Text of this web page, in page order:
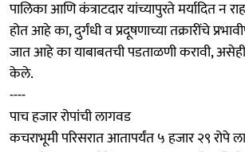
पालिका आणि कंत्राटदार यांच्यापुरते मर्यादित न
होत आहे का, दुर्गंधी व प्रदूषणाच्या तक्रारींचे
जात आहे का याबाबतची पडताळणी करावी,
केले.
----
पाच हजार रोपांची लागवड
कचराभूमी परिसरात आतापर्यंत ५ हजार २९